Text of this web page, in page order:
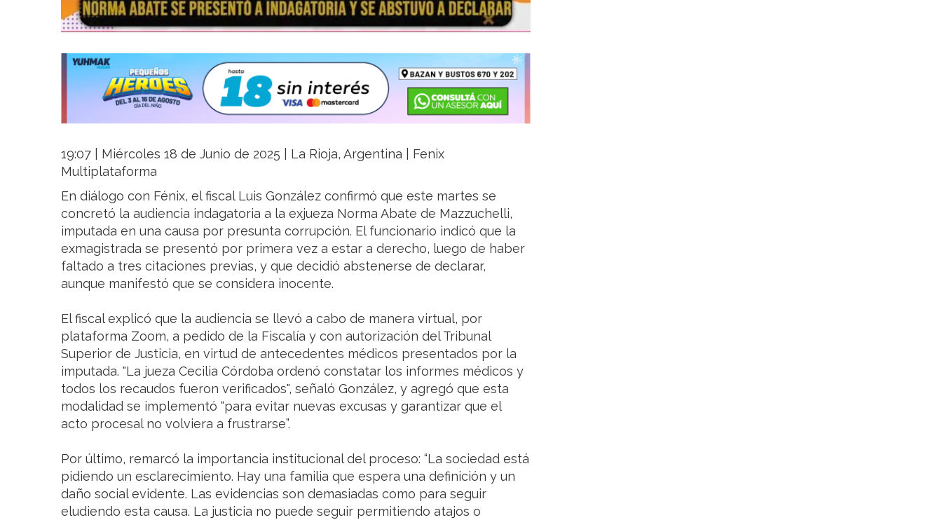
19:07 | Miércoles 18 de Junio de 2025 | La Rioja, Argentina | Fenix
Multiplataforma
En diálogo con Fénix, el fiscal Luis González confirmó que este martes se
concretó la audiencia indagatoria a la exjueza Norma Abate de Mazzuchelli,
imputada en una causa por presunta corrupción. El funcionario indicó que la
exmagistrada se presentó por primera vez a estar a derecho, luego de haber
faltado a tres citaciones previas, y que decidió abstenerse de declarar,
aunque manifestó que se considera inocente.
El fiscal explicó que la audiencia se llevó a cabo de manera virtual, por
plataforma Zoom, a pedido de la Fiscalía y con autorización del Tribunal
Superior de Justicia, en virtud de antecedentes médicos presentados por la
imputada. "La jueza Cecilia Córdoba ordenó constatar los informes médicos y
todos los recaudos fueron verificados", señaló González, y agregó que esta
modalidad se implementó “para evitar nuevas excusas y garantizar que el
acto procesal no volviera a frustrarse”.
Por último, remarcó la importancia institucional del proceso: “La sociedad está
pidiendo un esclarecimiento. Hay una familia que espera una definición y un
daño social evidente. Las evidencias son demasiadas como para seguir
eludiendo esta causa. La justicia no puede seguir permitiendo atajos o